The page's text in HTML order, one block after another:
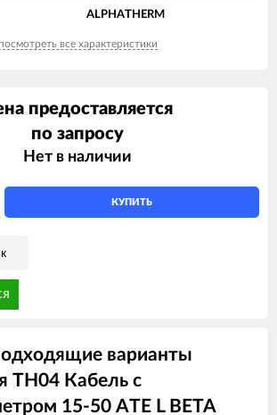
ALPHATHERM
посмотреть все характеристики
предоставляется
по запросу
Нет в наличии
КУПИТЬ
варианты
TH04 Кабель с
15-50 ATE L BETA